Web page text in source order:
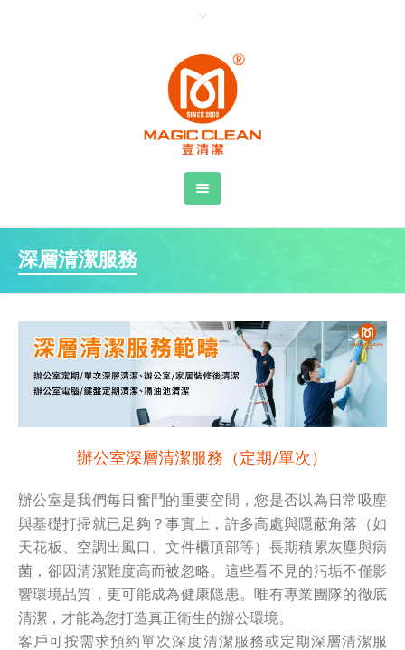
深層清潔服務
辦公室深層清潔服務（定期/單次）
辦公室是我們每日奮鬥的重要空間，您是否以為日常吸塵
與基礎打掃就已足夠？事實上，許多高處與隱蔽角落（如
天花板、空調出風口、文件櫃頂部等）長期積累灰塵與病
菌，卻因清潔難度高而被忽略。這些看不見的污垢不僅影
響環境品質，更可能成為健康隱患。唯有專業團隊的徹底
清潔，才能為您打造真正衛生的辦公環境。
客戶可按需求預約單次深度清潔服務或定期深層清潔服